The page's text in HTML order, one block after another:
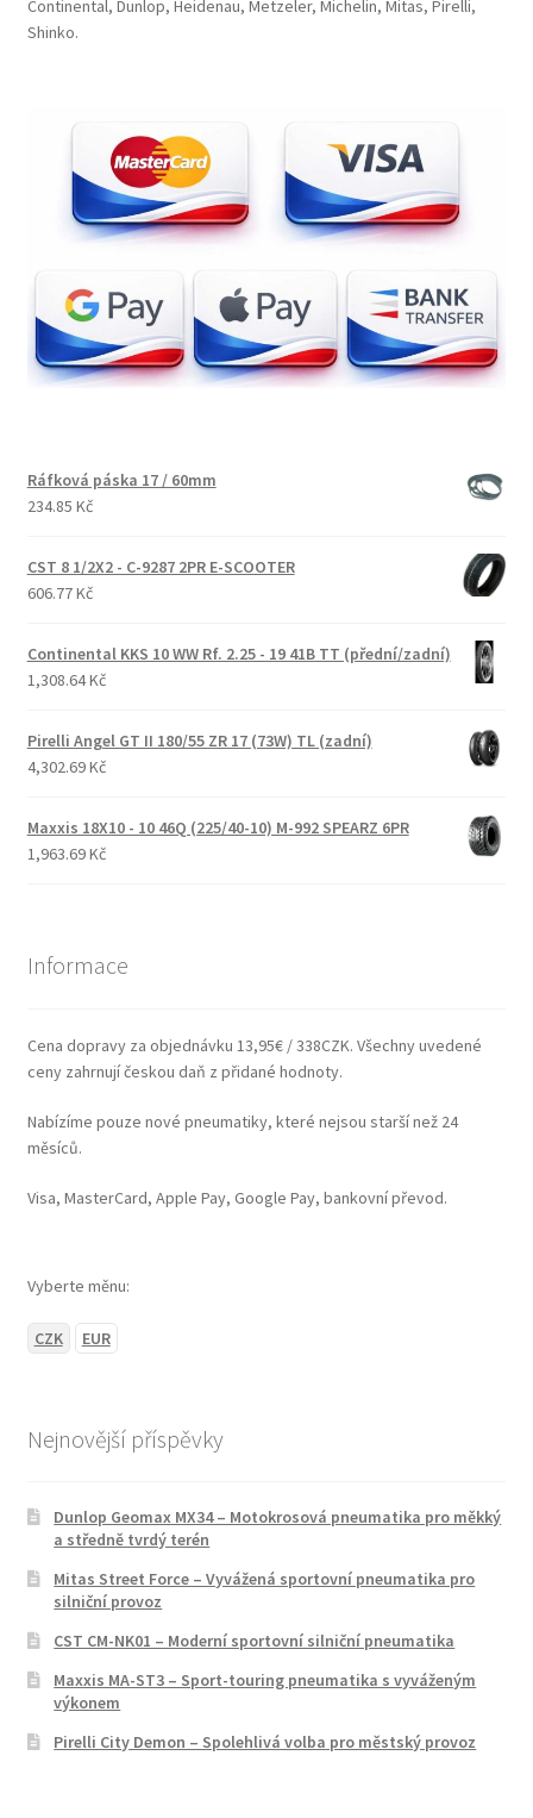
Continental, Dunlop, Heidenau, Metzeler, Michelin, Mitas, Pirelli,
Shinko.
Ráfková páska 17 / 60mm
234.85 Kč
CST 8 1/2X2 - C-9287 2PR E-SCOOTER
606.77 Kč
Continental KKS 10 WW Rf. 2.25 - 19 41B TT (přední/zadní)
1,308.64 Kč
Pirelli Angel GT II 180/55 ZR 17 (73W) TL (zadní)
4,302.69 Kč
Maxxis 18X10 - 10 46Q (225/40-10) M-992 SPEARZ 6PR
1,963.69 Kč
Informace
Cena dopravy za objednávku 13,95€ / 338CZK. Všechny uvedené
ceny zahrnují českou daň z přidané hodnoty.
Nabízíme pouze nové pneumatiky, které nejsou starší než 24
měsíců.
Visa, MasterCard, Apple Pay, Google Pay, bankovní převod.
Vyberte měnu:
CZK EUR
Nejnovější příspěvky
Dunlop Geomax MX34 – Motokrosová pneumatika pro měkký
a středně tvrdý terén
Mitas Street Force – Vyvážená sportovní pneumatika pro
silniční provoz
CST CM-NK01 – Moderní sportovní silniční pneumatika
Maxxis MA-ST3 – Sport-touring pneumatika s vyváženým
výkonem
Pirelli City Demon – Spolehlivá volba pro městský provoz